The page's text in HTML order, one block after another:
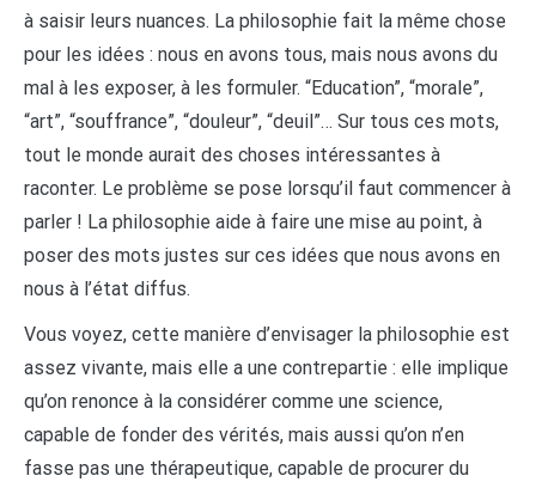
à saisir leurs nuances. La philosophie fait la même chose
pour les idées : nous en avons tous, mais nous avons du
mal à les exposer, à les formuler. “Education”, “morale”,
“art”, “souffrance”, “douleur”, “deuil”… Sur tous ces mots,
tout le monde aurait des choses intéressantes à
raconter. Le problème se pose lorsqu’il faut commencer à
parler ! La philosophie aide à faire une mise au point, à
poser des mots justes sur ces idées que nous avons en
nous à l’état diffus.
Vous voyez, cette manière d’envisager la philosophie est
assez vivante, mais elle a une contrepartie : elle implique
qu’on renonce à la considérer comme une science,
capable de fonder des vérités, mais aussi qu’on n’en
fasse pas une thérapeutique, capable de procurer du